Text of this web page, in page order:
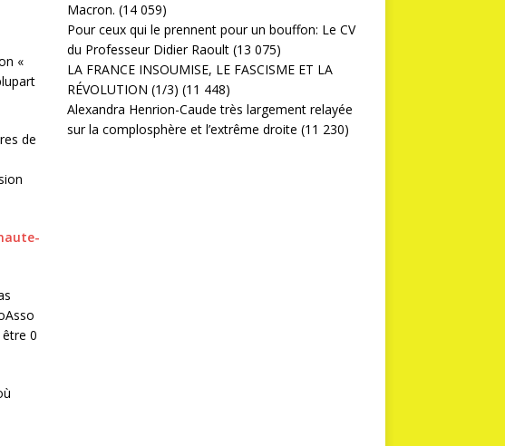
«
de
0
Macron. (14 059)
Pour ceux qui le prennent pour un bouffon: Le CV
du Professeur Didier Raoult (13 075)
LA FRANCE INSOUMISE, LE FASCISME ET LA
RÉVOLUTION (1/3) (11 448)
Alexandra Henrion-Caude très largement relayée
sur la complosphère et l’extrême droite (11 230)